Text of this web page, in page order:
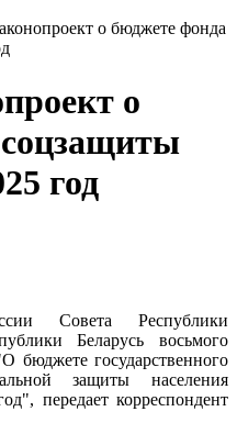
о бюджете фонда
о
год
Совета Республики
Беларусь восьмого
бюджете государственного
защиты населения
передает корреспондент